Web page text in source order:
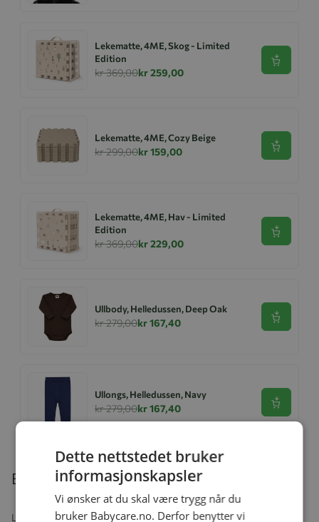
Lekematte, 4ME, Skog - Limited
Edition
kr 369,00kr 259,00
Se
Lekematte, 4ME, Cozy Beige
kr 299,00kr 159,00 Se
Lekematte, 4ME, Hav - Limited
Edition
kr 369,00kr 229,00
Se
Ullbody, Helledussen, Deep Oak
kr 279,00kr 167,40 Se
Ullongs, Helledussen, Navy
kr 279,00kr 167,40 Se
Beskrivelse
La babyens hud få puste med Phillips Avent Ultra-air smokke. Det
Dette nettstedet bruker
informasjonskapsler
Vi ønsker at du skal være trygg når du
bruker Babycare.no. Derfor benytter vi